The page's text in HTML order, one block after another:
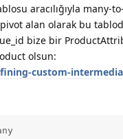
aracılığıyla many-
alan olarak bu
bize bir
olsun:
custom-